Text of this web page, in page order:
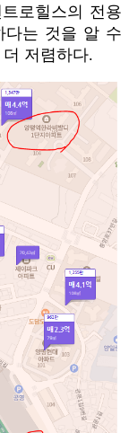
로힐스의 전용
다는 것을 알 수
저렴하다.